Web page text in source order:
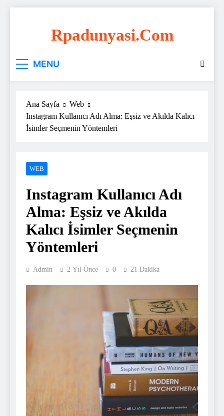
Rpadunyasi.com
Çözümleri!
MENU
Ana Sayfa
Web
Instagram Kullanıcı Adı Alma: Eşsiz ve Akılda Kalıcı
İsimler Seçmenin Yöntemleri
WEB
Instagram Kullanıcı Adı
Alma: Eşsiz ve Akılda
Kalıcı İsimler Seçmenin
Yöntemleri
Admin 2 Yıl Önce 0 21 Dakika